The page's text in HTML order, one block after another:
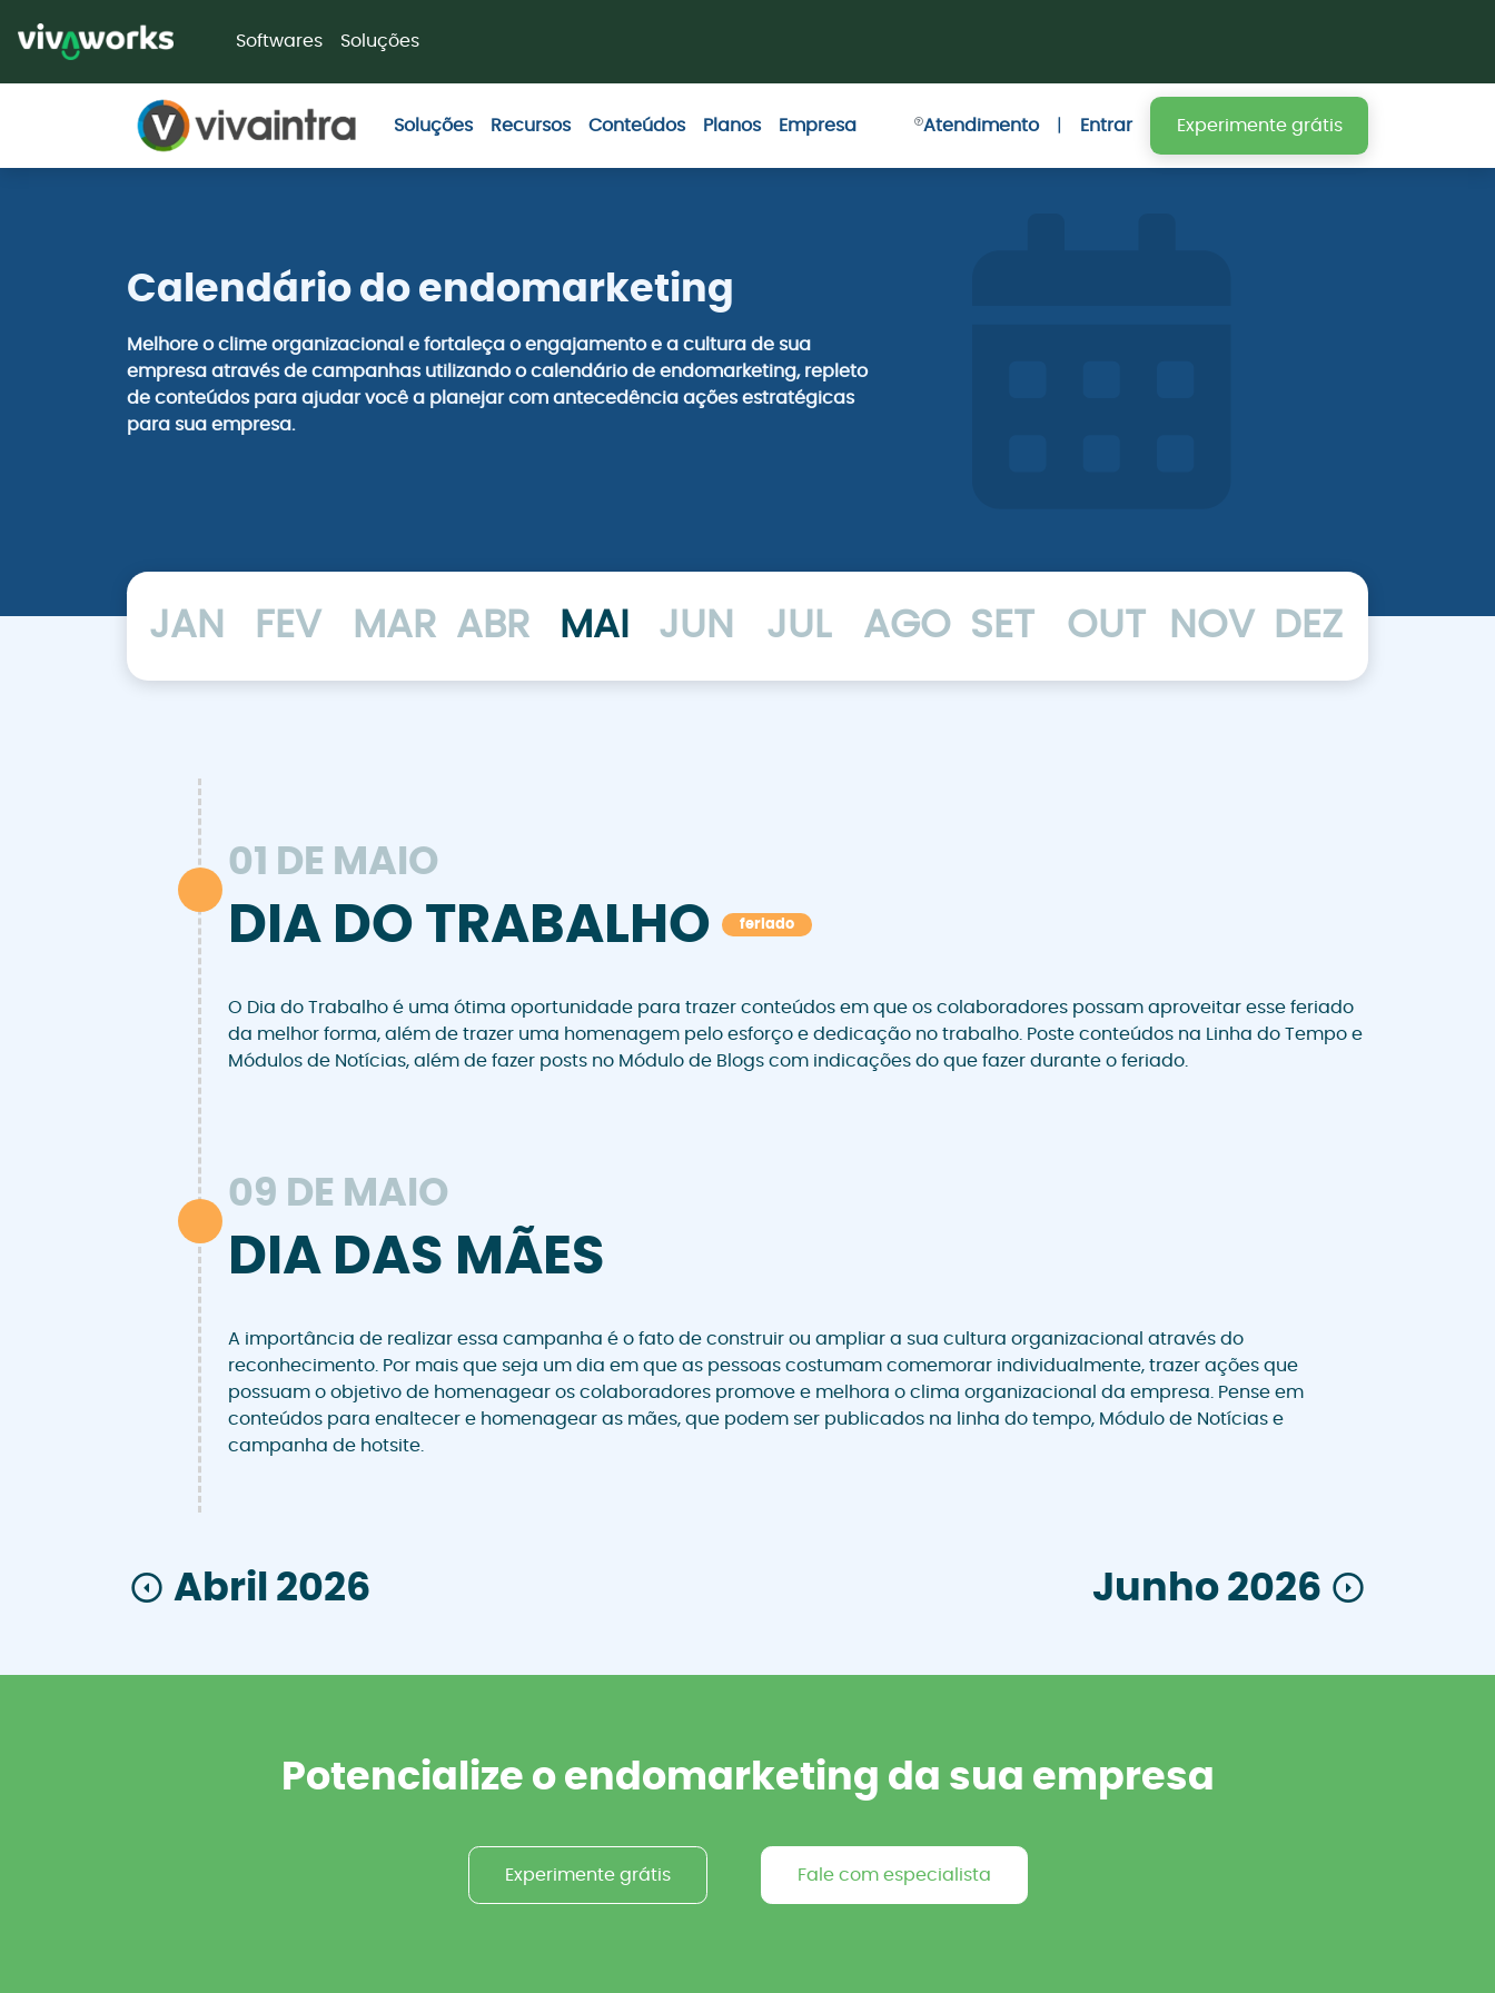
Softwares Soluções
Soluções Recursos Conteúdos Planos Empresa Atendimento Entrar Experimente grátis
Calendário do endomarketing
Melhore o clime organizacional e fortaleça o engajamento e a cultura de sua
empresa através de campanhas utilizando o calendário de endomarketing, repleto
de conteúdos para ajudar você a planejar com antecedência ações estratégicas
para sua empresa.
JAN FEV MAR ABR MAI JUN JUL AGO SET OUT NOV DEZ
01 DE MAIO
DIA DO TRABALHO feriado
O Dia do Trabalho é uma ótima oportunidade para trazer conteúdos em que os colaboradores possam aproveitar esse feriado
da melhor forma, além de trazer uma homenagem pelo esforço e dedicação no trabalho. Poste conteúdos na Linha do Tempo e
Módulos de Notícias, além de fazer posts no Módulo de Blogs com indicações do que fazer durante o feriado.
09 DE MAIO
DIA DAS MÃES
A importância de realizar essa campanha é o fato de construir ou ampliar a sua cultura organizacional através do
reconhecimento. Por mais que seja um dia em que as pessoas costumam comemorar individualmente, trazer ações que
possuam o objetivo de homenagear os colaboradores promove e melhora o clima organizacional da empresa. Pense em
conteúdos para enaltecer e homenagear as mães, que podem ser publicados na linha do tempo, Módulo de Notícias e
campanha de hotsite.
Abril 2026 Junho 2026
Potencialize o endomarketing da sua empresa
Experimente grátis Fale com especialista